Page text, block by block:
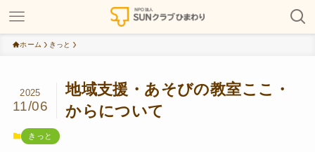
ホーム きっと
地域支援・あそびの教室ここ・
からについて
2025
11/06
きっと